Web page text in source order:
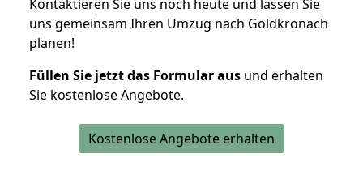
Kontaktieren Sie uns noch heute und lassen Sie
uns gemeinsam Ihren Umzug nach Goldkronach
planen!
Füllen Sie jetzt das Formular aus und erhalten
Sie kostenlose Angebote.
Kostenlose Angebote erhalten